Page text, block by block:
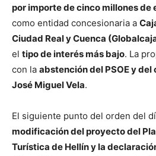
por importe de cinco millones de
como entidad concesionaria a
Ciudad Real y Cuenca
el tipo de interés más bajo. La
con la abstención del PSOE y
José Miguel Vela.
El siguiente punto del orden del
modificación del proyecto del
Turística de Hellín y la